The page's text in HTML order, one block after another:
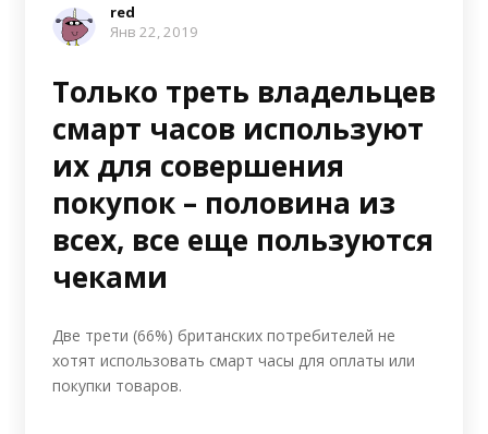
red
Янв 22, 2019
Только треть владельцев
смарт часов используют
их для совершения
покупок – половина из
всех, все еще пользуются
чеками
Две трети (66%) британских потребителей не
хотят использовать смарт часы для оплаты или
покупки товаров.